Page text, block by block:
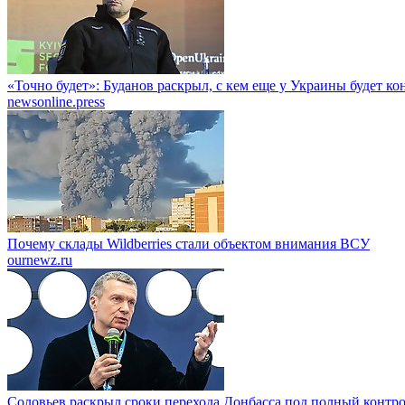
«Точно будет»: Буданов раскрыл, с кем еще у Украины будет
newsonline.press
Почему склады Wildberries стали объектом внимания ВСУ
ournewz.ru
Соловьев раскрыл сроки перехода Донбасса под полный